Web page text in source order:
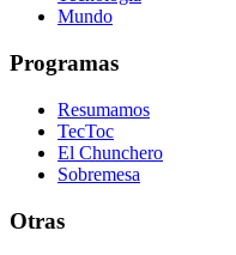
Mundo
Programas
Resumamos
TecToc
El Chunchero
Sobremesa
Otras